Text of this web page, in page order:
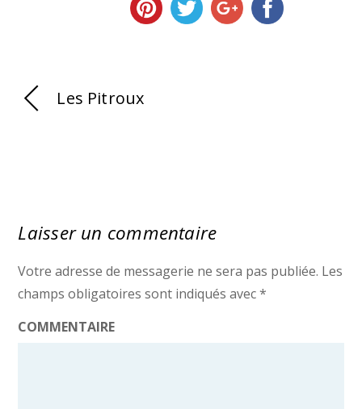
Les Pitroux
Laisser un commentaire
Votre adresse de messagerie ne sera pas publiée. Les
champs obligatoires sont indiqués avec*
COMMENTAIRE